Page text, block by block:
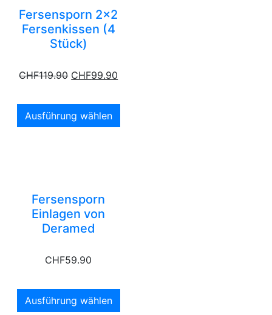
Fersensporn 2×2
Fersenkissen (4
Stück)
CHF119.90 CHF99.90
Ausführung wählen
Fersensporn
Einlagen von
Deramed
CHF59.90
Ausführung wählen